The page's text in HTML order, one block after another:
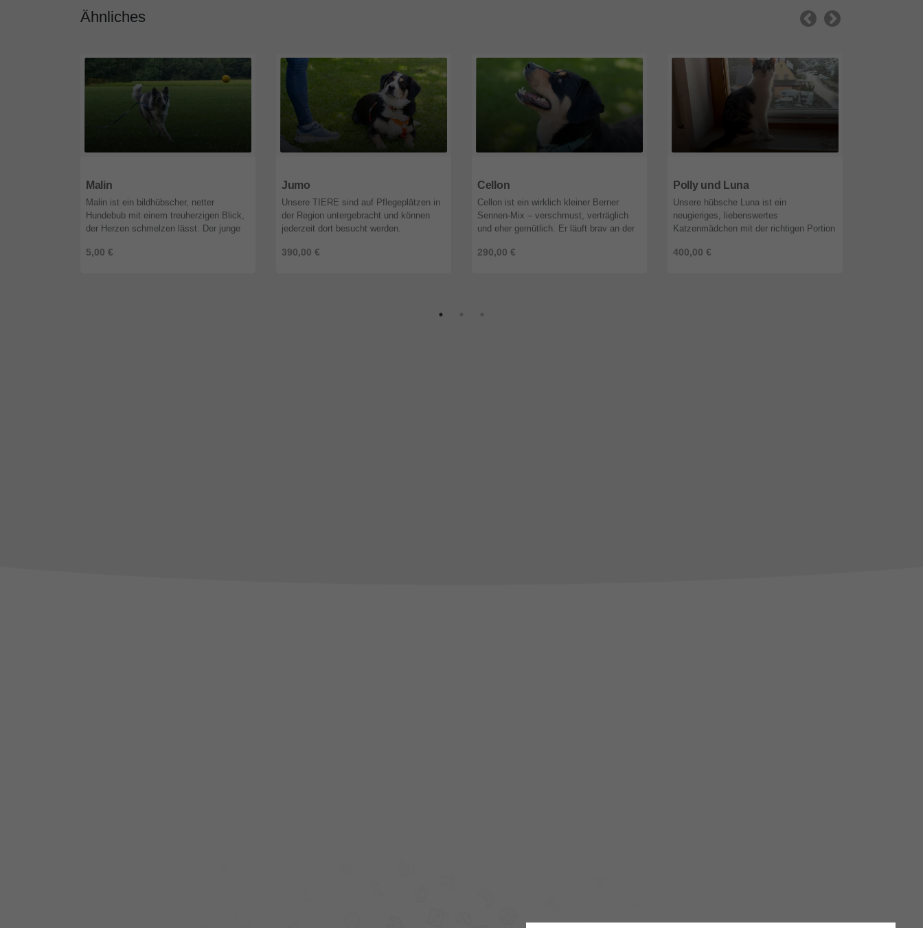
Ähnliches
Malin
5,00 €
Malin ist ein bildhübscher, netter
Hundebub mit einem treuherzigen Blick,
der Herzen schmelzen lässt. Der junge
Menschen, die ihm liebevoll, ab ...
Jumo
390,00 €
Unsere TIERE sind auf Pflegeplätzen in
der Region untergebracht und können
jederzeit dort besucht werden.
Büro Betzenstein 09244 / 98 23 166 ...
Cellon
290,00 €
Cellon ist ein wirklich kleiner Berner
Sennen-Mix – verschmust, verträglich
und eher gemütlich. Er läuft brav an der
und genießt ruhige Spaziergä ...
Polly und Luna
400,00 €
Unsere hübsche Luna ist ein
neugieriges, liebenswertes
Katzenmädchen mit der richtigen Portion
sehr menschenbezogen zeigt sie